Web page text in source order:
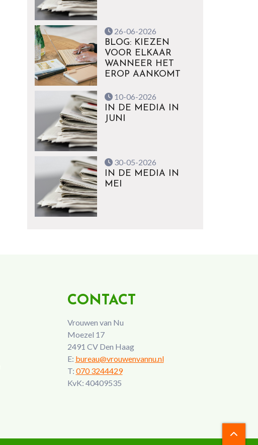
26-06-2026
BLOG: KIEZEN
VOOR ELKAAR
WANNEER HET
EROP AANKOMT
10-06-2026
IN DE MEDIA IN
JUNI
30-05-2026
IN DE MEDIA IN
MEI
CONTACT
Vrouwen van Nu
Moezel 17
2491 CV Den Haag
E: bureau@vrouwenvannu.nl
T: 070 3244429
KvK: 40409535